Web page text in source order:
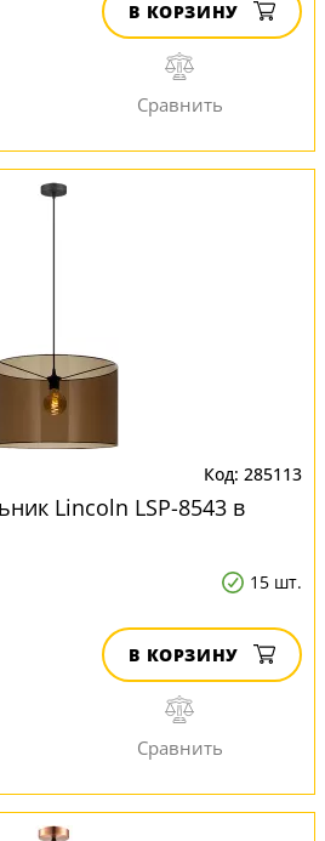
В КОРЗИНУ
285113
Lincoln LSP-8543 в
15 шт.
В КОРЗИНУ